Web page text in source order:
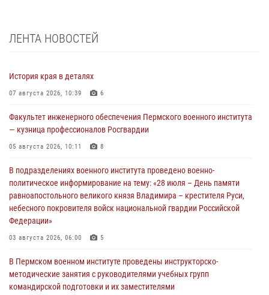
ЛЕНТА НОВОСТЕЙ
История края в деталях
07 августа 2026, 10:39 6
Факультет инженерного обеспечения Пермского военного института
— кузница профессионалов Росгвардии
05 августа 2026, 10:11 8
В подразделениях военного института проведено военно-
политическое информирование на тему: «28 июля – День памяти
равноапостольного великого князя Владимира – крестителя Руси,
небесного покровителя войск национальной гвардии Российской
Федерации»
03 августа 2026, 06:00 5
В Пермском военном институте проведены инструкторско-
методические занятия с руководителями учебных групп
командирской подготовки и их заместителями